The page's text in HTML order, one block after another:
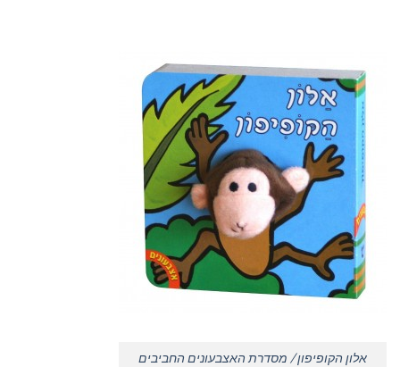
אלון הקופיפון / מסדרת האצבעונים החביבים